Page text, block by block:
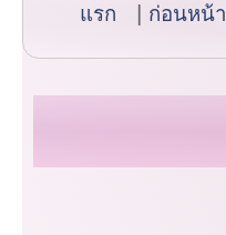
แรก ก่อนหน้า